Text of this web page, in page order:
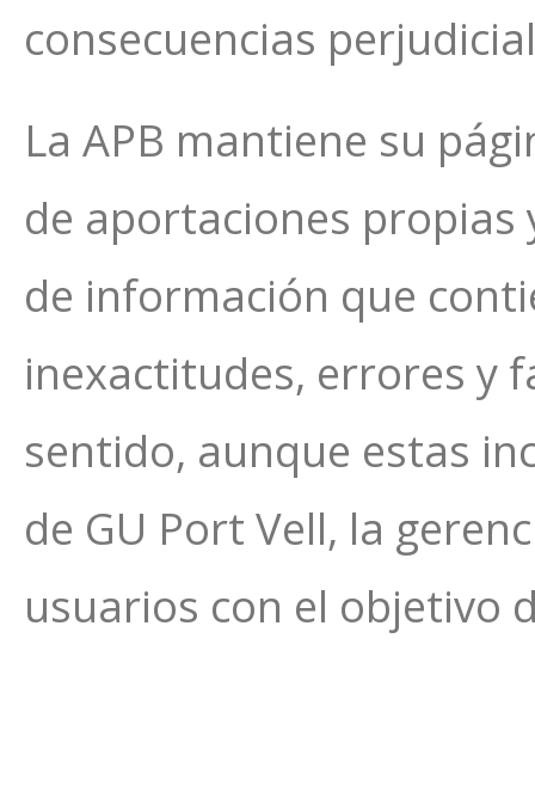
consecuencias
La APB mantiene su
de aportaciones propias
de información que
inexactitudes, errores y
sentido, aunque estas
de GU Port Vell, la
usuarios con el objetivo